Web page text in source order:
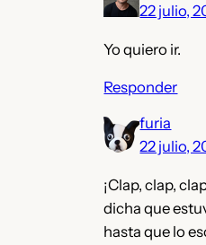
22 julio,
Yo quiero ir.
Responder
furia
22 julio,
¡Clap, clap,
dicha que
hasta que lo